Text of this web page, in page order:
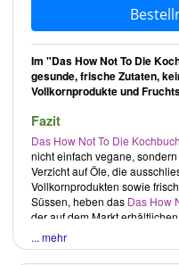
Im "Das How Not To Die
gesunde, frische Zutaten,
Vollkornprodukte und
Fazit
Das How Not To Die Kochbuch
nicht einfach vegane,
Verzicht auf Öle, die
Vollkornprodukten sowie
Süssen, heben das Das How
der auf dem Markt
konsequentere Verfolgung
Produkte könnte dies
... mehr